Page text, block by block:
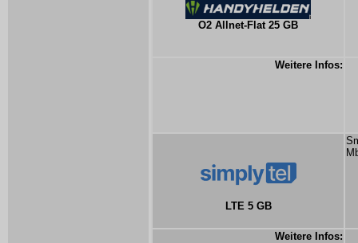
O2 Allnet-Flat 25 GB
Weitere Infos:
LTE 5 GB
Weitere Infos: